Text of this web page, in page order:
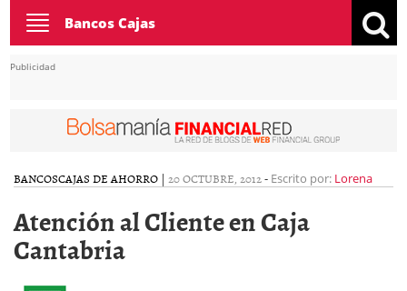
Toggle
navigation
Bancos Cajas
Publicidad
BANCOSCAJAS DE AHORRO | 20 OCTUBRE, 2012- Escrito por: Lorena
Atención al Cliente en Caja
Cantabria